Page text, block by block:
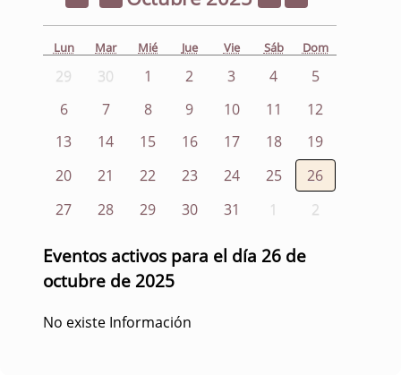
Lun Mar Mié Jue Vie Sáb Dom
29 30 1 2 3 4
5
6
7 8 9 10 11
12
13
14 15 16 17 18
19
20
21 22 23 24 25
26
27
28 29 30 31 1 2
Eventos activos para el día 26 de
octubre de 2025
No existe Información